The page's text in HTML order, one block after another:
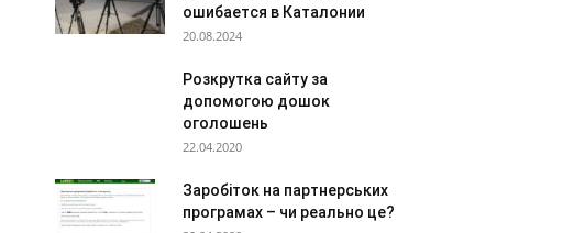
ошибается в Каталонии
20.08.2024
Розкрутка сайту за
допомогою дошок
оголошень
22.04.2020
Заробіток на партнерських
програмах – чи реально це?